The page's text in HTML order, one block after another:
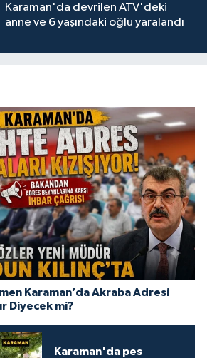
Karaman'da devrilen ATV'deki
anne ve 6 yaşındaki oğlu yaralandı
Karaman’da Akraba Adresi
Diyecek mi?
Karaman'da pes